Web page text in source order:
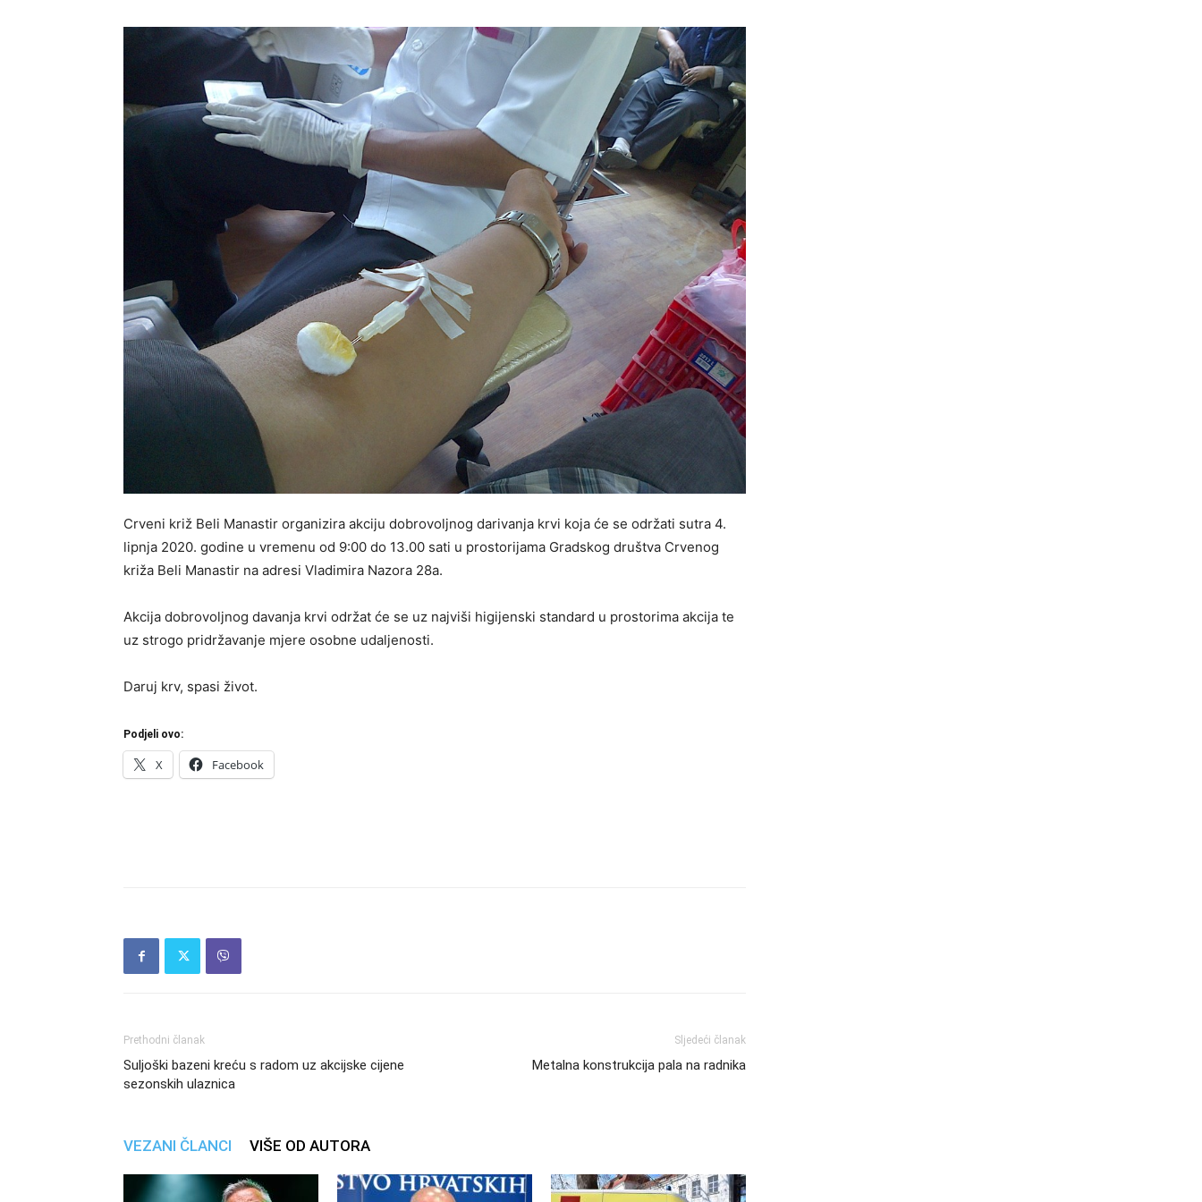
Crveni križ Beli Manastir organizira akciju dobrovoljnog darivanja krvi koja će se održati sutra 4.
lipnja 2020. godine u vremenu od 9:00 do 13.00 sati u prostorijama Gradskog društva Crvenog
križa Beli Manastir na adresi Vladimira Nazora 28a.
Akcija dobrovoljnog davanja krvi održat će se uz najviši higijenski standard u prostorima akcija te
uz strogo pridržavanje mjere osobne udaljenosti.
Daruj krv, spasi život.
Podjeli ovo:
X Facebook
Prethodni članak
Suljoški bazeni kreću s radom uz akcijske cijene
sezonskih ulaznica
Sljedeći članak
Metalna konstrukcija pala na radnika
VEZANI ČLANCI VIŠE OD AUTORA